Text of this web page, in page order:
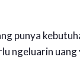
punya
ngeluarin uang